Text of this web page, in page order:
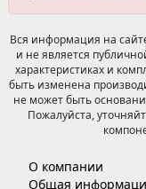
Вся информация на
и не является
характеристиках и
быть изменена
не может быть
Пожалуйста,
О компании
Общая